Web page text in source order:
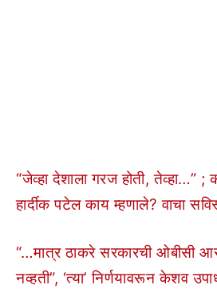
“जेव्हा देशाला गरज होती, तेव्हा…” ;
हार्दीक पटेल काय म्हणाले? वाचा
“…मात्र ठाकरे सरकारची ओबीसी
नव्हती”, ‘त्या’ निर्णयावरून केशव